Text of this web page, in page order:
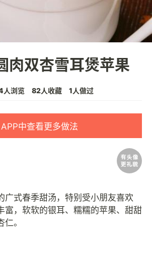
肉双杏雪耳煲苹果
人浏览 82人收藏 1人做过
APP中查看更多做法
广式春季甜汤，特别受小朋友喜欢
，软软的银耳、糯糯的苹果、甜甜